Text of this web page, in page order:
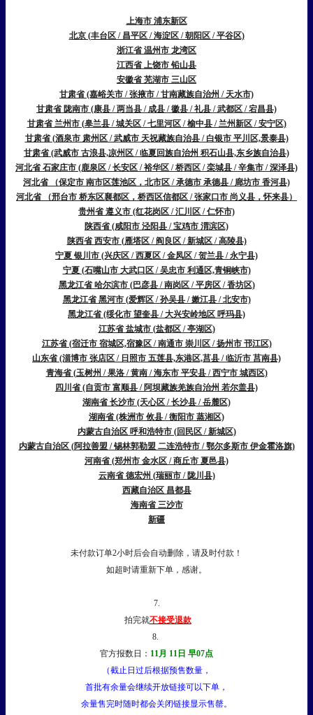
上海市 浦东新区
北京 (丰台区 / 昌平区 / 海淀区 / 朝阳区 / 平谷区)
浙江省 温州市 龙湾区
江西省 上饶市 铅山县
安徽省 芜湖市 三山区
甘肃省 (嘉峪关市 / 张掖市 / 甘南藏族自治州 / 天水市)
甘肃省 陇南市 (康县 / 两当县 / 成县 / 徽县 / 礼县 / 武都区 / 宕昌县)
甘肃省 兰州市 (皋兰县 / 城关区 / 七里河区 / 榆中县 / 兰州新区 / 安宁区)
甘肃省 (酒泉市 肃州区 / 武威市 天祝藏族自治县 / 白银市 平川区,景泰县)
甘肃省 (武威市 古浪县,凉州区 / 临夏回族自治州 积石山县,东乡族自治县)
河北省 石家庄市 (鹿泉区 / 长安区 / 裕华区 / 桥西区 / 栾城县 / 辛集市 / 深泽县)
河北省 （保定市 南市区莲池区，北市区 / 承德市 承德县 / 廊坊市 香河县)
河北省 （邢台市 桥东区襄都区，桥西区信都区 / 张家口市 尚义县，怀来县）
贵州省 遵义市 (红花岗区 / 汇川区 / 仁怀市)
陕西省 (咸阳市 泾阳县 / 宝鸡市 渭滨区)
陕西省 西安市 (雁塔区 / 阎良区 / 新城区 / 高陵县)
宁夏 银川市 (兴庆区 / 西夏区 / 金凤区 / 贺兰县 / 永宁县)
宁夏 (石嘴山市 大武口区 / 吴忠市 利通区,青铜峡市)
黑龙江省 哈尔滨市 (巴彦县 / 南岗区 / 平房区 / 香坊区)
黑龙江省 黑河市 (爱辉区 / 孙吴县 / 嫩江县 / 北安市)
黑龙江省 (绥化市 望奎县 / 大兴安岭地区 呼玛县)
江苏省 盐城市 (盐都区 / 亭湖区)
江苏省 (宿迁市 宿城区,宿豫区 / 南通市 崇川区 / 扬州市 邗江区)
山东省 (淄博市 张店区 / 日照市 五莲县,东港区,莒县 / 临沂市 莒南县)
青海省 (玉树州 / 果洛 / 黄南 / 海东市 平安县 / 西宁市 城西区)
四川省 (自贡市 富顺县 / 阿坝藏族羌族自治州 若尔盖县)
湖南省 长沙市 (天心区 / 长沙县 / 岳麓区)
湖南省 (株洲市 攸县 / 衡阳市 蒸湘区)
内蒙古自治区 呼和浩特市 (回民区 / 新城区)
内蒙古自治区 (阿拉善盟 / 锡林郭勒盟 二连浩特市 / 鄂尔多斯市 伊金霍洛旗)
河南省 (郑州市 金水区 / 商丘市 夏邑县)
云南省 德宏州 (瑞丽市 / 陇川县)
西藏自治区 昌都县
海南省 三沙市
新疆
未付款订单2小时后会自动删除，请及时付款！
如超时请重新下单，感谢。
7.
拍完就不接受退款
8.
官方报数日： 11月 11日 早07点
（截止日过后根据预售数量，
首批有余量会继续开放链接可以下单，
余量售完时随时都会关闭链接显示售罄。